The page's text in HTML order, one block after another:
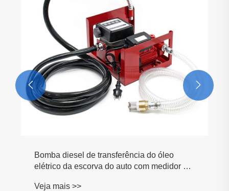
Bomba diesel de transferência do óleo
elétrico da escorva do auto com medidor de
Veja mais >>
 